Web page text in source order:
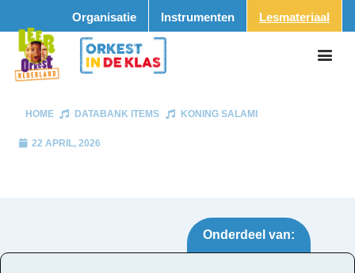
Organisatie Instrumenten Lesmateriaal
HOME DATABANK ITEMS KONING SALAMI
22 APRIL, 2026
Onderdeel van: